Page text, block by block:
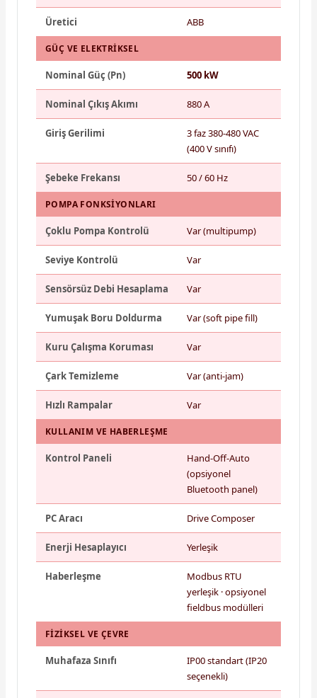
Üretici ABB
GÜÇ VE ELEKTRIKSEL
Nominal Güç (Pn) 500 kW
Nominal Çıkış Akımı 880 A
Giriş Gerilimi
3 faz 380-480 VAC
(400 V sınıfı)
Şebeke Frekansı 50 / 60 Hz
POMPA FONKSIYONLARI
Çoklu Pompa Kontrolü Var (multipump)
Seviye Kontrolü Var
Sensörsüz Debi Hesaplama Var
Yumuşak Boru Doldurma Var (soft pipe fill)
Kuru Çalışma Koruması Var
Çark Temizleme Var (anti-jam)
Hızlı Rampalar Var
KULLANIM VE HABERLEŞME
Kontrol Paneli
Hand-Off-Auto
(opsiyonel
Bluetooth panel)
PC Aracı Drive Composer
Enerji Hesaplayıcı Yerleşik
Haberleşme
Modbus RTU
yerleşik · opsiyonel
fieldbus modülleri
FIZIKSEL VE ÇEVRE
Muhafaza Sınıfı
IP00 standart (IP20
seçenekli)